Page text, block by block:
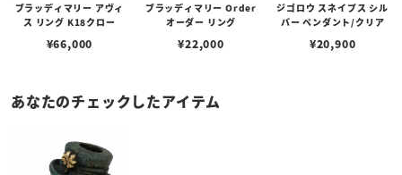
ブラッディマリー アヴィ
ス リング K18クロー
¥66,000
ブラッディマリー Order
オーダー リング
¥22,000
ジゴロウ スネイプス シル
バー ペンダント/クリア
¥20,900
あなたのチェックしたアイテム